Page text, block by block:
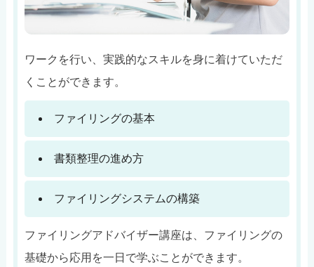
ワークを行い、実践的なスキルを身に着けていただ
くことができます。
ファイリングの基本
書類整理の進め方
ファイリングシステムの構築
ファイリングアドバイザー講座は、ファイリングの
基礎から応用を一日で学ぶことができます。